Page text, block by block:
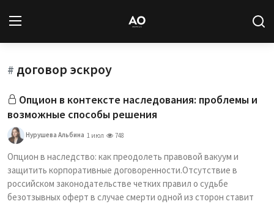
Вход
Новости
Статьи
Авторы
Архив
# договор эскроу
Опцион в контексте наследования: проблемы и
возможные способы решения
Нурушева Альбина 1 июл 748
Опцион в наследство: как преодолеть правовой вакуум и
защитить корпоративные договоренности.Отсутствие в
российском законодательстве четких правил о судьбе
безотзывных оферт в случае смерти одной из сторон ставит